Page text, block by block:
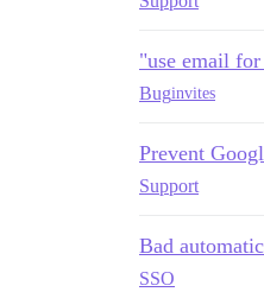
"use email for
Buginvites
Prevent
Support
Bad
SSO